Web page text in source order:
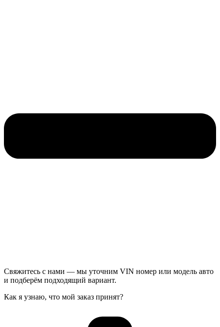
Свяжитесь с нами — мы уточним VIN номер или модель авто
и подберём подходящий вариант.
Как я узнаю, что мой заказ принят?